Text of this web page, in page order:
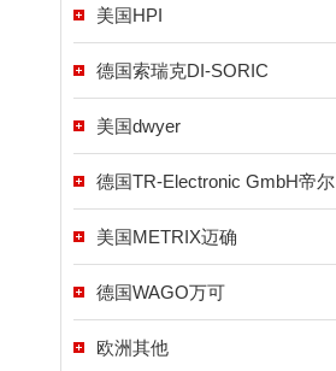
美国HPI
德国索瑞克DI-SORIC
美国dwyer
德国TR-Electronic GmbH帝尔
美国METRIX迈确
德国WAGO万可
欧洲其他